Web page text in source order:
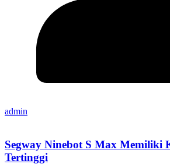
admin
Segway Ninebot S Max Memiliki
Tertinggi